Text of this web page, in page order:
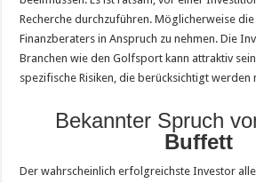
Recherche durchzuführen. Möglicherweise
Finanzberaters in Anspruch zu nehmen. Die
Branchen wie den Golfsport kann attraktiv
spezifische Risiken, die berücksichtigt werden
Bekannter Spruch
Buffett
Der wahrscheinlich erfolgreichste Investor